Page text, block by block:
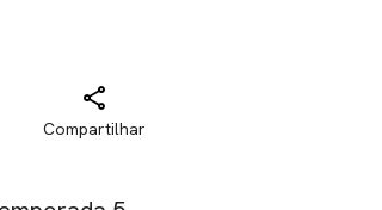
Compartilhar